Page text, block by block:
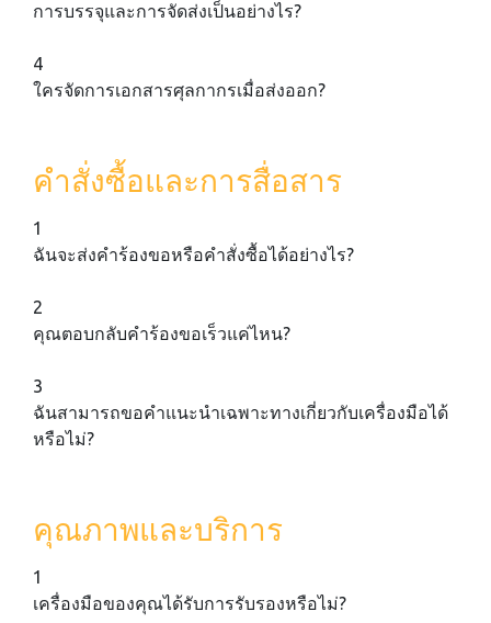
การบรรจุและการจัดส่งเป็นอย่างไร?
4
ใครจัดการเอกสารศุลกากรเมื่อส่งออก?
คำสั่งซื้อและการสื่อสาร
1
ฉันจะส่งคำร้องขอหรือคำสั่งซื้อได้อย่างไร?
2
คุณตอบกลับคำร้องขอเร็วแค่ไหน?
3
ฉันสามารถขอคำแนะนำเฉพาะทางเกี่ยวกับเครื่องมือได้
หรือไม่?
คุณภาพและบริการ
1
เครื่องมือของคุณได้รับการรับรองหรือไม่?